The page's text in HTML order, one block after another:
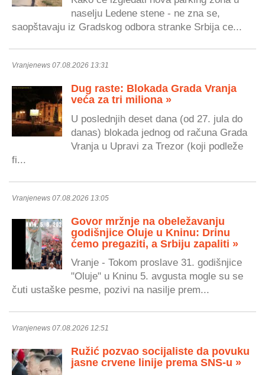
naselju Ledene stene - ne zna se,
saopštavaju iz Gradskog odbora stranke Srbija ce...
Vranjenews 07.08.2026 13:31
Dug raste: Blokada Grada Vranja
veća za tri miliona »
U poslednjih deset dana (od 27. jula do
danas) blokada jednog od računa Grada
Vranja u Upravi za Trezor (koji podleže
fi...
Vranjenews 07.08.2026 13:05
Govor mržnje na obeležavanju
godišnjice Oluje u Kninu: Drinu
ćemo pregaziti, a Srbiju zapaliti »
Vranje - Tokom proslave 31. godišnjice
"Oluje" u Kninu 5. avgusta mogle su se
čuti ustaške pesme, pozivi na nasilje prem...
Vranjenews 07.08.2026 12:51
Ružić pozvao socijaliste da povuku
jasne crvene linije prema SNS-u »